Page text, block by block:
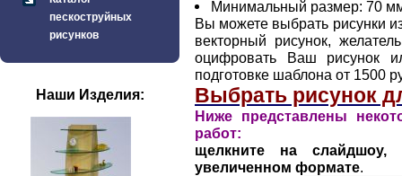
пескоструйных
рисунков
Наши Изделия:
Минимальный размер: 70
Вы можете выбрать рисунки
векторный рисунок,
оцифровать Ваш рисунок
подготовке шаблона от 1500
Выбрать рисунок
Ниже представлены
работ:
щелкните на слайдшоу,
увеличенном формате.